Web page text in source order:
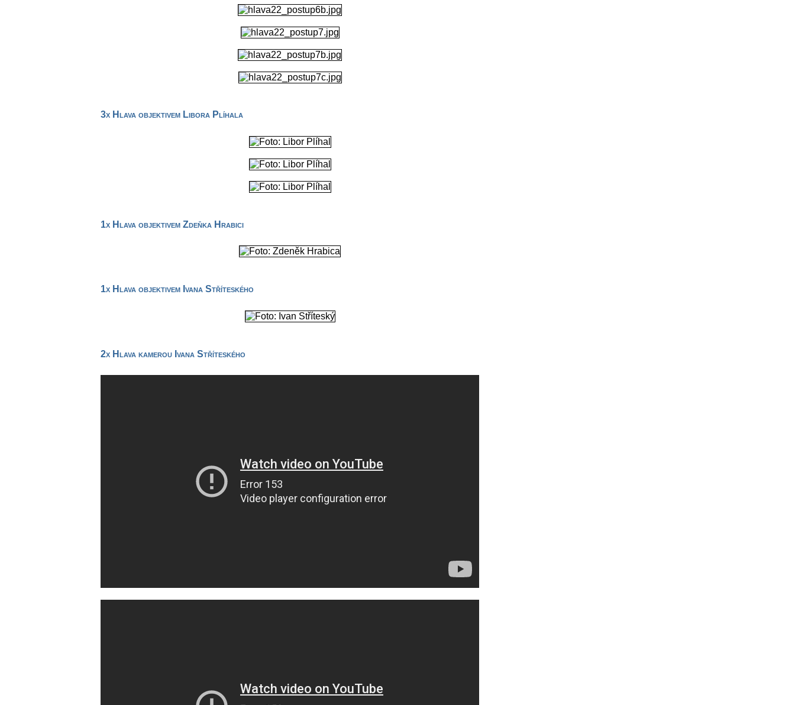
3x Hlava objektivem Libora Plíhala
1x Hlava objektivem Zdeňka Hrabici
1x Hlava objektivem Ivana Stříteského
2x Hlava kamerou Ivana Stříteského